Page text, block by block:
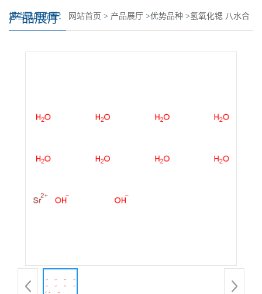
产品展厅
您当前的位置： 网站首页 > 产品展厅 >优势品种 >氢氧化锶 八水合